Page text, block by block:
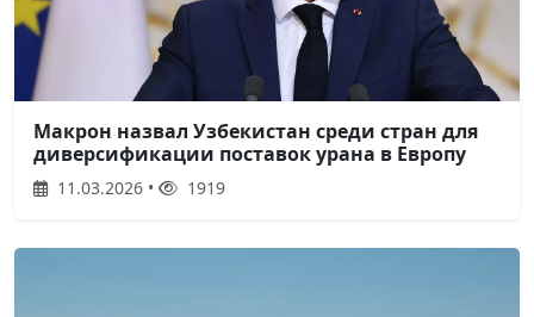
Макрон назвал Узбекистан среди стран для
диверсификации поставок урана в Европу
11.03.2026 • 1919